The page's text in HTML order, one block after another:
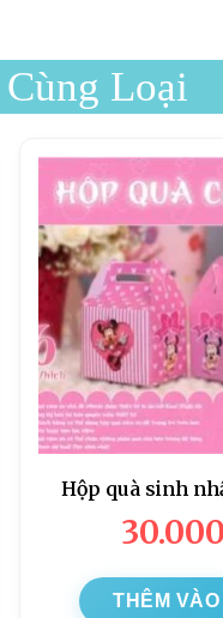
Cùng Loại
Hộp quà sinh
THÊM VÀO